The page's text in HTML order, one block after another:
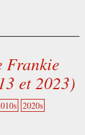
Frankie
et 2023)
2020s